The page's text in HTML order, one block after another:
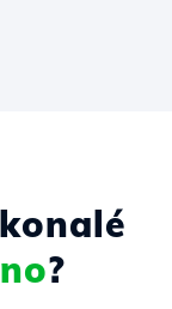
?